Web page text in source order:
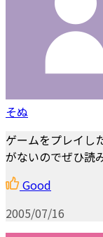
そぬ
ゲームをプレイし
がないのでぜひ読
Good
2005/07/16